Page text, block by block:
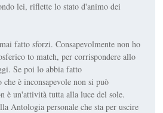
lei, riflette lo stato d'animo dei
fatto sforzi. Consapevolmente non ho
to match, per corrispondere allo
Se poi lo abbia fatto
è inconsapevole non si può
è un'attività tutta alla luce del sole.
Antologia personale che sta per uscire